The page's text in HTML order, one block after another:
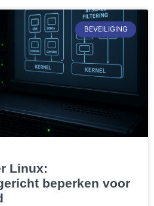
BEVEILIGING
Linux:
beperken voor